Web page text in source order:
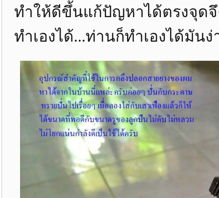
ทำให้ดีขึ้นแก้ปัญหาได้ตรงจุดจึ
ทำเองได้...ท่านก็ทำเองได้มัน